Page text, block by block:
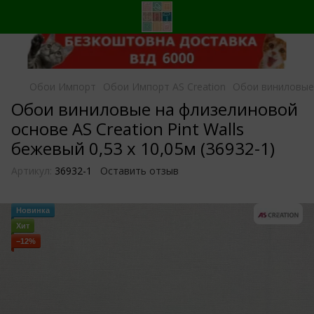
Обои Импорт Обои Импорт AS Creation Обои
Обои виниловые на флизелиновой
основе AS Creation Pint Walls
бежевый 0,53 х 10,05м (36932-1)
Артикул: 36932-1 Оставить отзыв
Новинка
Хит
−12%